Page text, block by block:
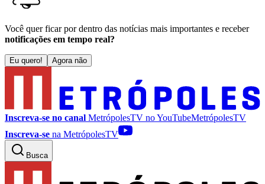
Você quer ficar por dentro das notícias mais importantes e receber
notificações em tempo real?
Eu quero! Agora não
Inscreva-se no canal MetrópolesTV noYouTubeMetrópolesTV
Inscreva-se na MetrópolesTV
Busca